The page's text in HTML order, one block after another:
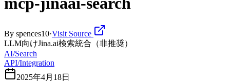
By spences10·Visit Source
LLM向けJina.ai検索統合（非推奨）
AI/Search
API/Integration
2025年4月18日